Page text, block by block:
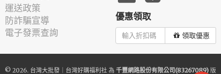
運送政策
防詐騙宣導
電子發票查詢
優惠領取
領取優惠
© 2026. 台灣大批發｜台灣好購福利社 為 千豐網路股份有限公司(83267089) 版